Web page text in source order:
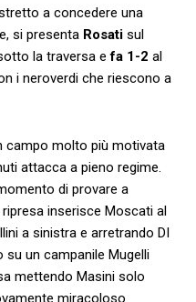
a concedere una
si presenta Rosati sul
la traversa efa 1-2 al
i neroverdi che riescono a
campo molto più motivata
attacca a pieno regime.
di provare a
inserisce Moscati al
a sinistra e arretrando DI
su un campanile Mugelli
mettendo Masini solo
miracoloso